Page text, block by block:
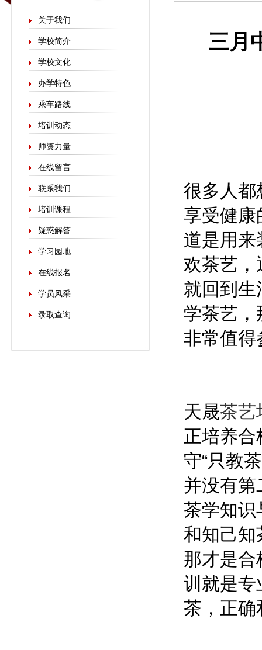
关于我们
学校简介
学校文化
办学特色
乘车路线
培训动态
师资力量
在线留言
联系我们
培训课程
疑惑解答
学习园地
在线报名
学员风采
录取查询
三月
很多人都
享受健康
道是用来
欢茶艺，
就回到生
学茶艺，
非常值得
天晟茶艺
正培养合
守“只教
并没有第
茶学知识
和知己知
那才是合
训就是专
茶，正确